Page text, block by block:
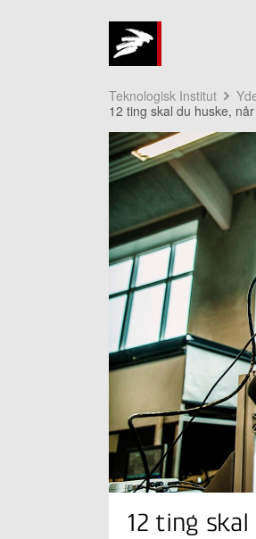
Teknologisk Institut
12 ting skal du huske,
12 ting